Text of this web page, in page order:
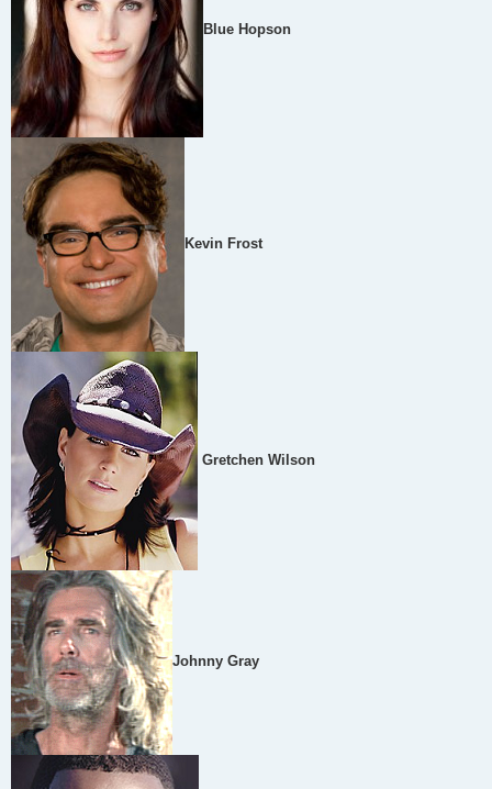
Blue Hopson
Kevin Frost
Gretchen Wilson
Johnny Gray